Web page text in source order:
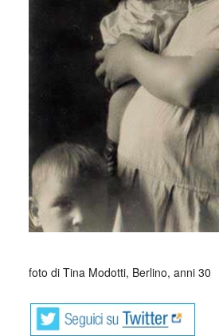
foto di Tina Modotti, Berlino, anni 30